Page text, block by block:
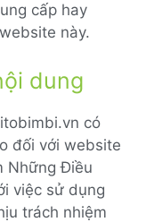
cấp hay
này.
dung
có
đối với website
Những Điều
việc sử dụng
trách nhiệm